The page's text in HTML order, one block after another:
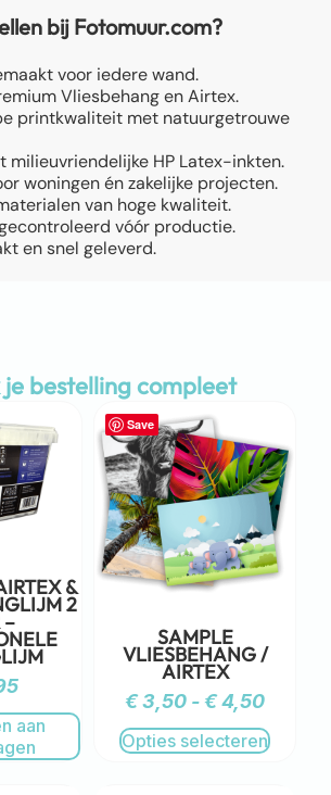
bij Fotomuur.com?
voor iedere wand.
Vliesbehang en Airtex.
printkwaliteit met natuurgetrouwe
milieuvriendelijke HP Latex-inkten.
woningen én zakelijke projecten.
van hoge kwaliteit.
vóór productie.
en snel geleverd.
bestelling compleet
&
2
–
aan
Save
SAMPLE
VLIESBEHANG /
AIRTEX
€3,50 - €4,50
Opties selecteren